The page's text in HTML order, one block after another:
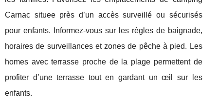
Carnac situee près d’un accès surveillé ou sécurisés
pour enfants. Informez-vous sur les règles de baignade,
horaires de surveillances et zones de pêche à pied. Les
homes avec terrasse proche de la plage permettent de
profiter d’une terrasse tout en gardant un œil sur les
enfants.